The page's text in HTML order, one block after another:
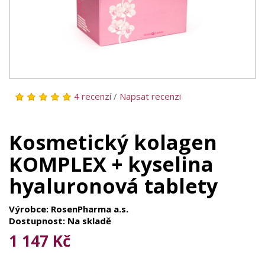
4 recenzí/ Napsat recenzi
Kosmetický kolagen
KOMPLEX + kyselina
hyaluronová tablety
Výrobce: RosenPharma a.s.
Dostupnost: Na skladě
1 147 Kč